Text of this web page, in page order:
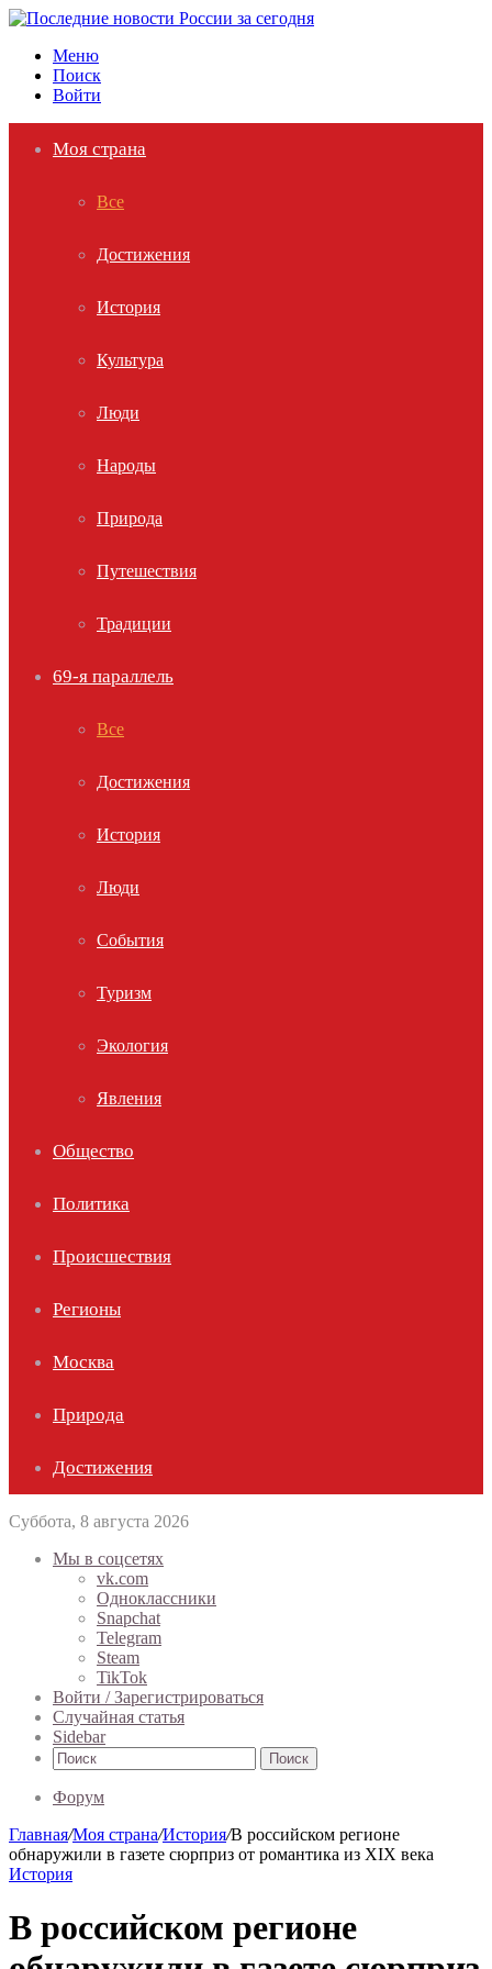
Меню
Поиск
Войти
Моя страна
Все
Достижения
История
Культура
Люди
Народы
Природа
Путешествия
Традиции
69-я параллель
Все
Достижения
История
Люди
События
Туризм
Экология
Явления
Общество
Политика
Происшествия
Регионы
Москва
Природа
Достижения
Суббота, 8 августа 2026
Мы в соцсетях
vk.com
Одноклассники
Snapchat
Telegram
Steam
TikTok
Войти / Зарегистрироваться
Случайная статья
Sidebar
Поиск
Форум
Главная/Моя страна/История/В российском регионе
обнаружили в газете сюрприз от романтика из XIX века
История
В российском регионе